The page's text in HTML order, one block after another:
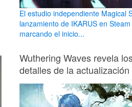
El estudio independiente Magical
lanzamiento de IKARUS en
marcando el inicio...
Wuthering Waves revela
detalles de la actualización